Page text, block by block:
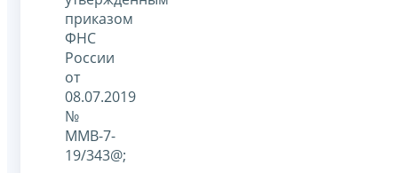
приказом
ФНС
России
от
08.07.2019
№
ММВ-7-
19/343@;